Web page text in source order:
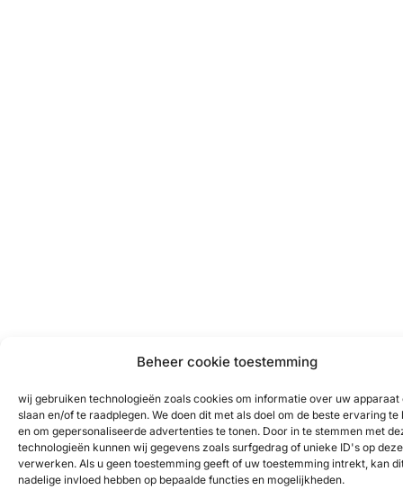
Beheer cookie toestemming
wij gebruiken technologieën zoals cookies om informatie over uw apparaat
slaan en/of te raadplegen. We doen dit met als doel om de beste ervaring te
en om gepersonaliseerde advertenties te tonen. Door in te stemmen met
technologieën kunnen wij gegevens zoals surfgedrag of unieke ID's op
verwerken. Als u geen toestemming geeft of uw toestemming intrekt, kan
nadelige invloed hebben op bepaalde functies en mogelijkheden.